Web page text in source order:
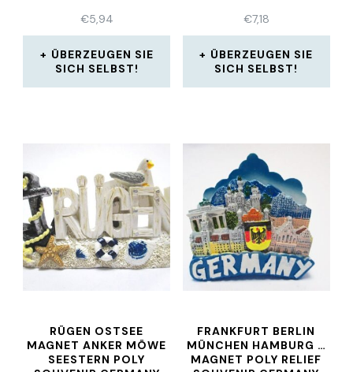
€5,94
ÜBERZEUGEN SIE
SICH SELBST!
€7,18
ÜBERZEUGEN SIE
SICH SELBST!
RÜGEN OSTSEE
MAGNET ANKER MÖWE
SEESTERN POLY
FRANKFURT BERLIN
MÜNCHEN HAMBURG …
MAGNET POLY RELIEF